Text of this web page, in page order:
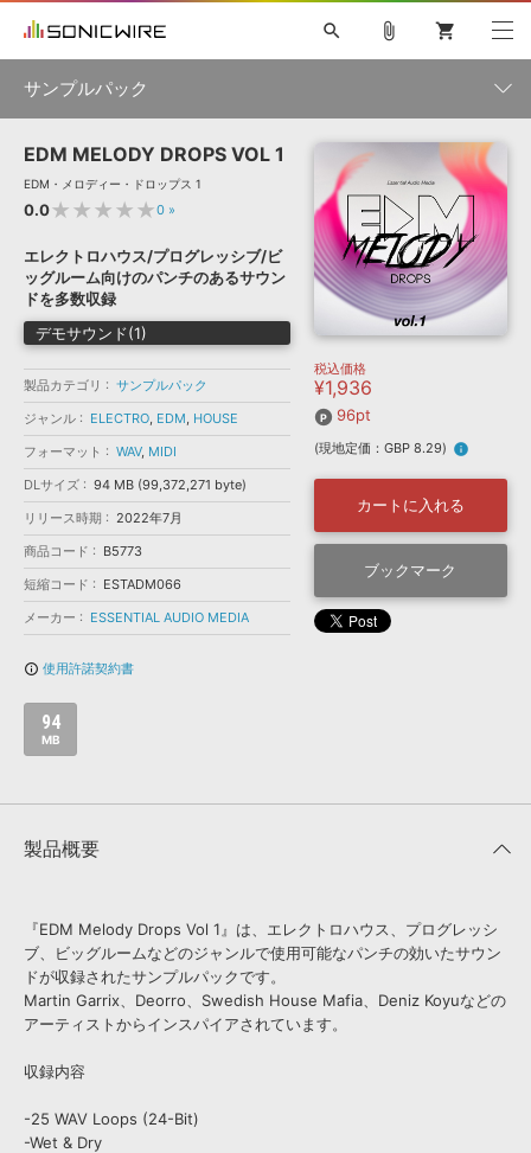
ソフト音源 »
プラグイン・エフェクト »
サンプルパック »
ソフトウェア／ツール »
DAW »
効果音 »
BGM »
キャンペーン »
特集 »
ニュースレター »
SONICWIREブログ »
製品サポート情報 »
DTMガイド »
FAQ »
お問い合わせ »
音楽カード
楽曲配信流通 サービス
無償のサウンド管理ソフト
APS
search
初音ミク NT 鏡音リン・レン V4X 巡音ルカ V4X
MEIKO V3
KAITO V3
VOCALOID TOONTRACK
SPITFIRE AUDIO
VIENNA
EZ DRUMMER 3
ライセンスフリーBGM
サンプルパックを試そう
ボーカル抜き出し
DUBSTEP
ELECTRONICA
EDM TRANCE MUTANT
ROUTER.FM
ソフト音源 プラグイン・エフェクト
ソフトウェア／ツール 効果音
attach_file shopping_cart
サンプルパック
製品一覧
ジャンル
メーカー
フォーマット
ランキング
EDM MELODY DROPS VOL 1
EDM・メロディー・ドロップス 1
0.0★★★★★0 »
エレクトロハウス/プログレッシブ/ビ
ッグルーム向けのパンチのあるサウン
ドを多数収録
デモサウンド(1)
製品カテゴリ
サンプルパック
ジャンル
ELECTRO, EDM, HOUSE
フォーマット
WAV, MIDI
DLサイズ
94 MB (99,372,271 byte)
リリース時期
2022年7月
商品コード
B5773
短縮コード
ESTADM066
メーカー
ESSENTIAL AUDIO MEDIA
info_outline 使用許諾契約書
94
MB
税込価格
¥1,936
96pt
(現地定価：GBP 8.29) info
カートに入れる
ブックマーク
製品概要
『EDM Melody Drops Vol 1』は、エレクトロハウス、プログレッシ
ブ、ビッグルームなどのジャンルで使用可能なパンチの効いたサウン
ドが収録されたサンプルパックです。
Martin Garrix、Deorro、Swedish House Mafia、Deniz Koyuなどの
アーティストからインスパイアされています。
収録内容
-25 WAV Loops (24-Bit)
-Wet & Dry